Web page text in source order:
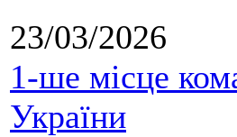
23/03/2026
1-ше місце
України